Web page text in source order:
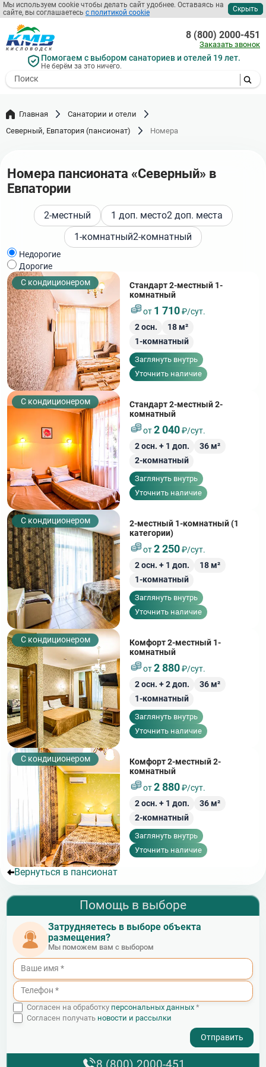
Мы используем cookie чтобы делать сайт удобнее. Оставаясь на
сайте, вы соглашаетесь с политикой cookie Скрыть
Перейти
к
основному
содержанию
Помогаем с выбором санаториев и отелей 19 лет.
Не берём за это ничего.
- I agree to the processing of my
8 (800) 2000-451
Заказать звонок
Главная
Санатории и отели
Северный, Евпатория (пансионат)
Номера
Номера пансионата «Северный» в
Евпатории
2-местный 1 доп. место2 доп. места
1-комнатный2-комнатный
Недорогие
Дорогие
С кондиционером
Стандарт 2-местный 1-
комнатный
от 1 710₽/сут.
2осн. 18м²
1-комнатный
Заглянуть внутрь
Уточнить наличие
С кондиционером
Стандарт 2-местный 2-
комнатный
от2 040₽/сут.
2осн. + 1 доп. 36м²
2-комнатный
Заглянуть внутрь
Уточнить наличие
С кондиционером
2-местный 1-комнатный (1
категории)
от2 250₽/сут.
2осн. + 1 доп. 18м²
1-комнатный
Заглянуть внутрь
Уточнить наличие
С кондиционером
Комфорт 2-местный 1-
комнатный
от2 880₽/сут.
2осн. +2доп. 36м²
1-комнатный
Заглянуть внутрь
Уточнить наличие
С кондиционером
Комфорт 2-местный 2-
комнатный
от2 880₽/сут.
2осн. + 1 доп. 36м²
2-комнатный
Заглянуть внутрь
Уточнить наличие
Вернуться в пансионат
Помощь в выборе
Затрудняетесь в выборе объекта
размещения?
Мы поможем вам с выбором
Согласен на обработку персональных данных *
Согласен получать новости и рассылки